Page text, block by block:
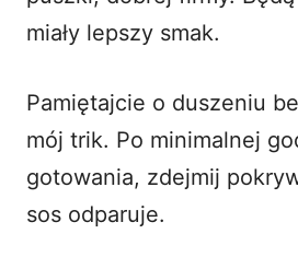
miały lepszy smak.
Pamiętajcie o duszeniu
mój trik. Po minimalnej
gotowania, zdejmij
sos odparuje.